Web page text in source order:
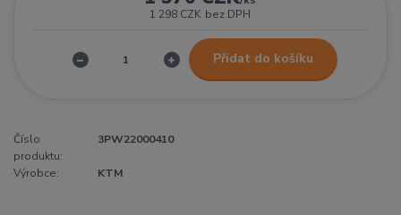
1 298 CZK bez DPH
Přidat do košíku
Číslo
produktu:
3PW22000410
Výrobce: KTM